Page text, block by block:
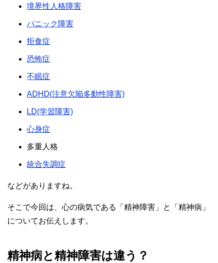
境界性人格障害
パニック障害
拒食症
恐怖症
不眠症
ADHD(注意欠陥多動性障害)
LD(学習障害)
心身症
多重人格
統合失調症
などがありますね。
そこで今回は、心の病気である「精神障害」と「精神病」
についてお伝えします。
精神病と精神障害は違う？